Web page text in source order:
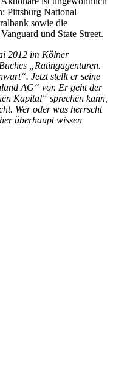
Pittsburg National
sowie die
und State Street.
2012 im Kölner
„Ratingagenturen.
Jetzt stellt er seine
AG“ vor. Er geht der
Kapital“ sprechen kann,
Wer oder was herrscht
überhaupt wissen